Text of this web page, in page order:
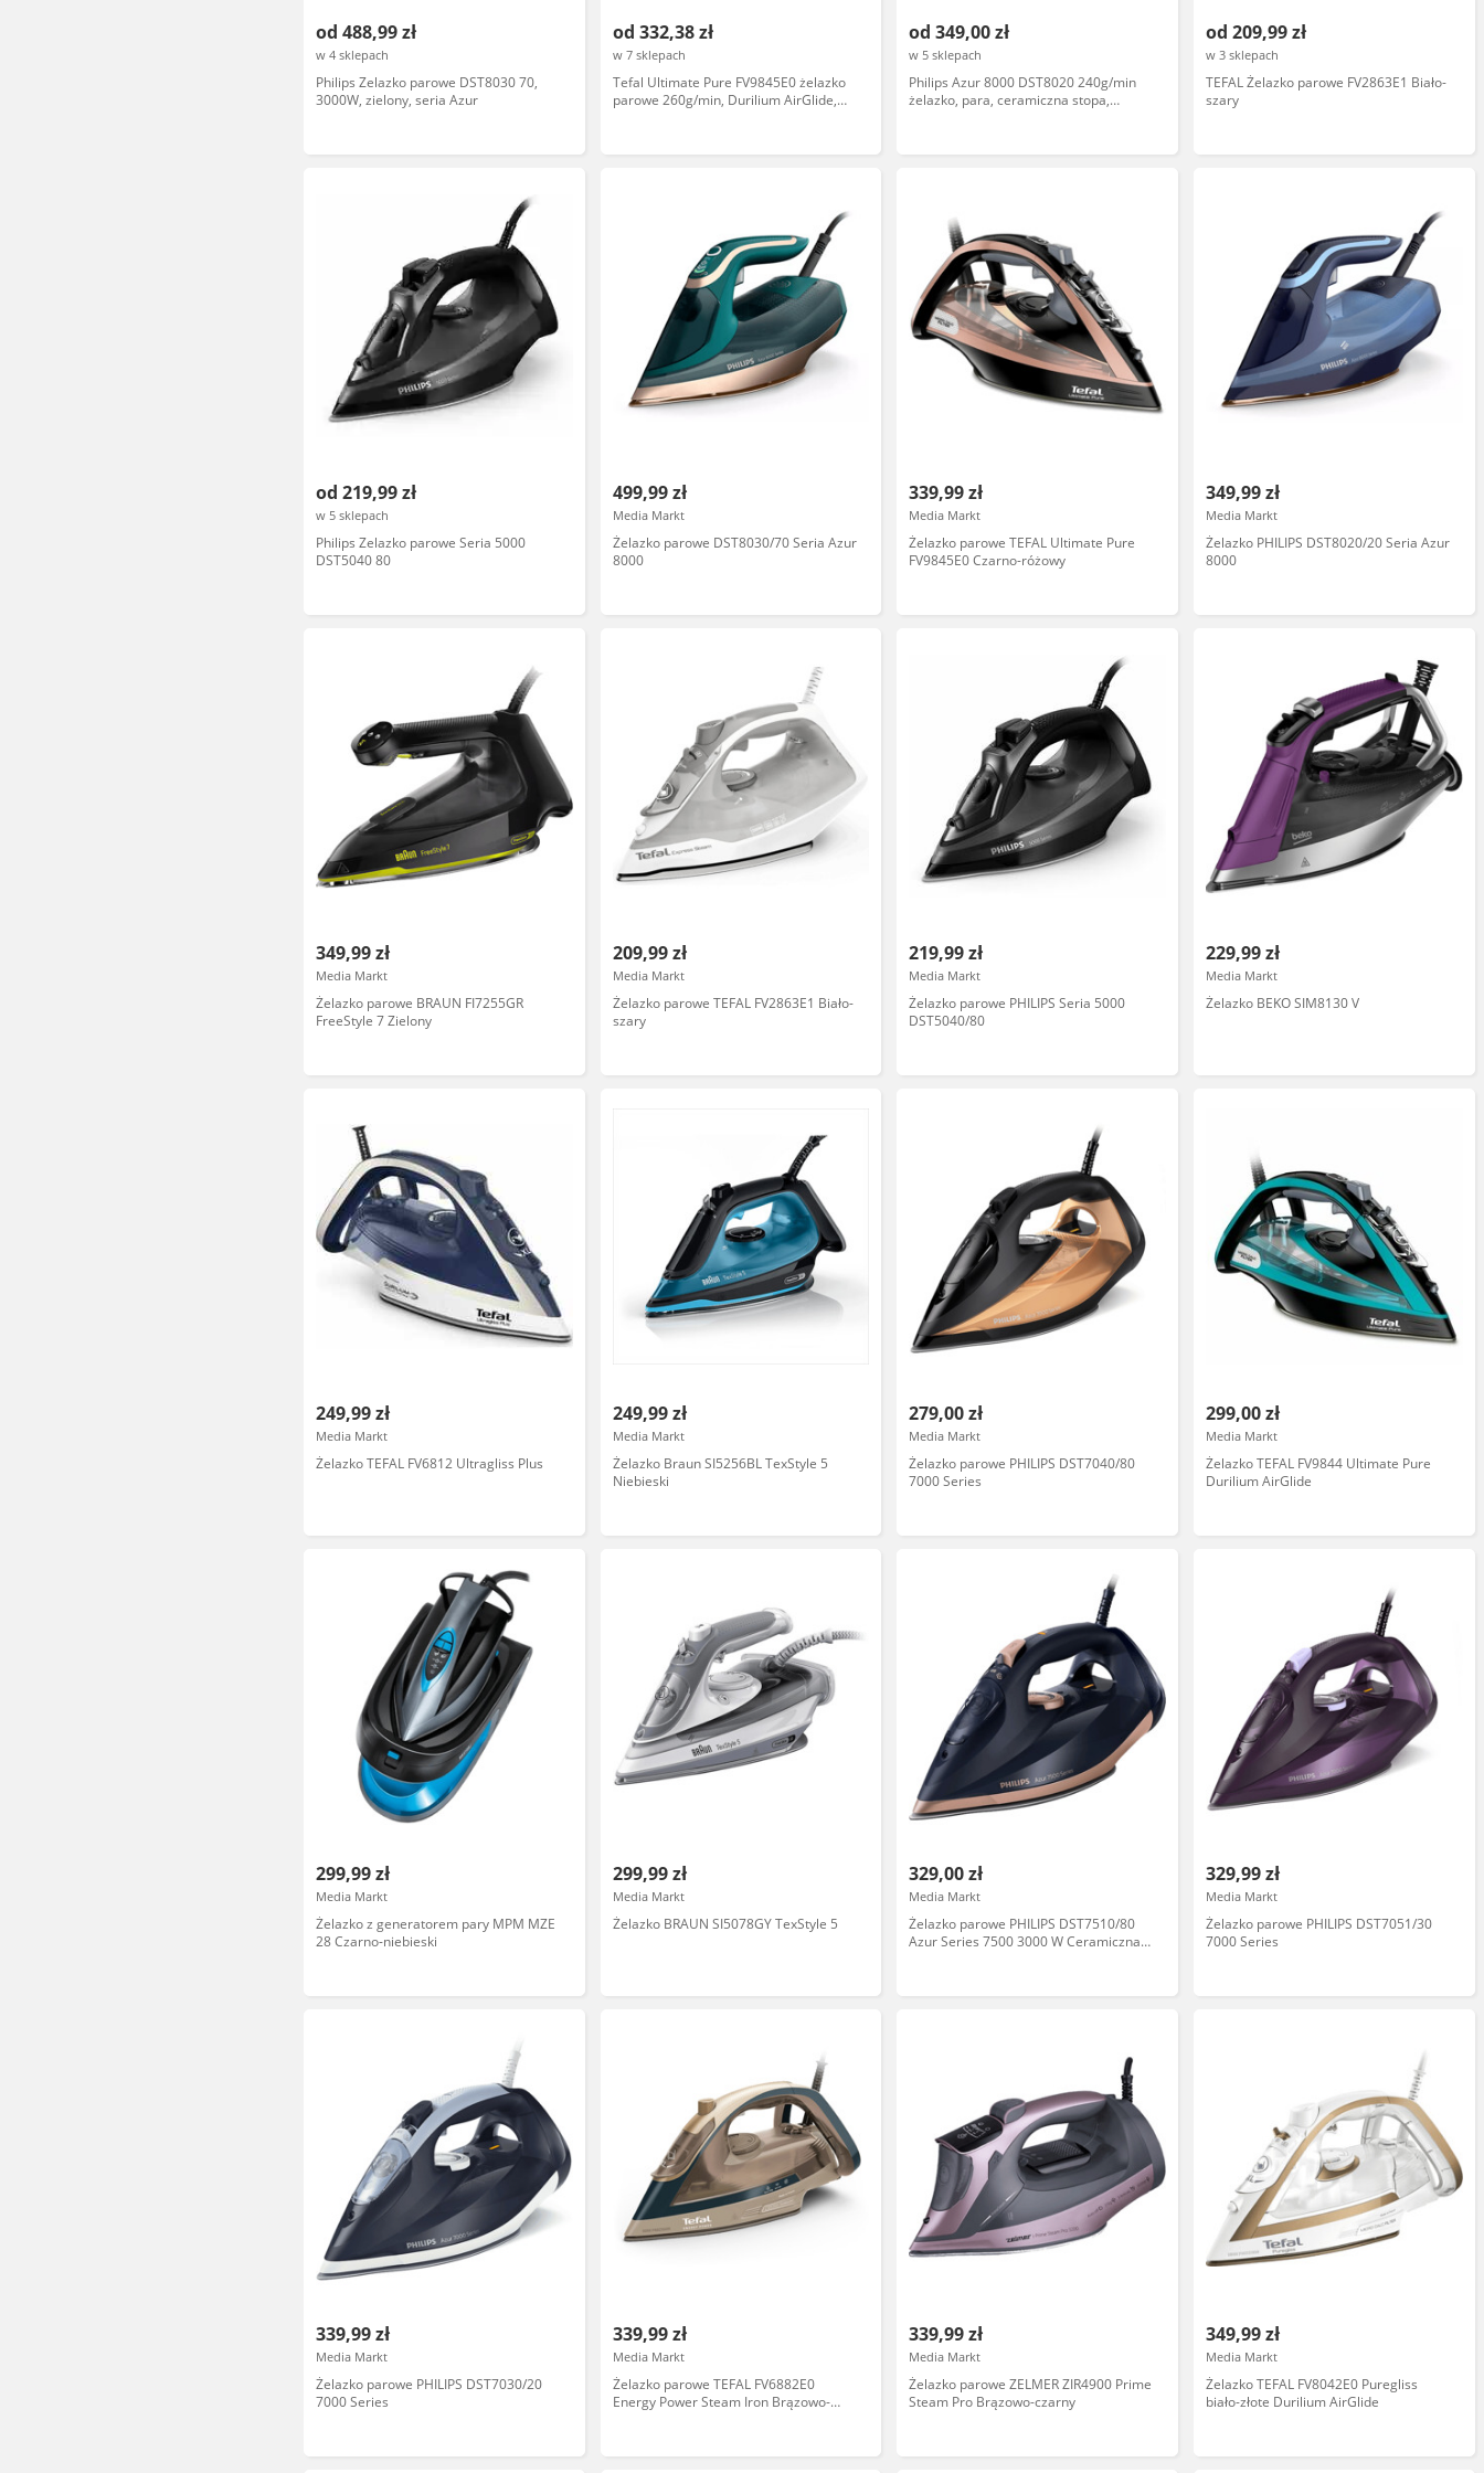
od 488,99 zł
w 4 sklepach
Philips Zelazko parowe DST8030 70,
3000W, zielony, seria Azur
od 332,38 zł
w 7 sklepach
Tefal Ultimate Pure FV9845E0 żelazko
parowe 260g/min, Durilium AirGlide,
od 349,00 zł
w 5 sklepach
Philips Azur 8000 DST8020 240g/min
żelazko, para, ceramiczna stopa,
od 209,99 zł
w 3 sklepach
TEFAL Żelazko parowe FV2863E1 Biało-
szary
od 219,99 zł
w 5 sklepach
Philips Zelazko parowe Seria 5000
DST5040 80
499,99 zł
Media Markt
Żelazko parowe DST8030/70 Seria Azur
8000
339,99 zł
Media Markt
Żelazko parowe TEFAL Ultimate Pure
FV9845E0 Czarno-różowy
349,99 zł
Media Markt
Żelazko PHILIPS DST8020/20 Seria Azur
8000
349,99 zł
Media Markt
Żelazko parowe BRAUN FI7255GR
FreeStyle 7 Zielony
209,99 zł
Media Markt
Żelazko parowe TEFAL FV2863E1 Biało-
szary
219,99 zł
Media Markt
Żelazko parowe PHILIPS Seria 5000
DST5040/80
229,99 zł
Media Markt
Żelazko BEKO SIM8130 V
249,99 zł
Media Markt
Żelazko TEFAL FV6812 Ultragliss Plus
249,99 zł
Media Markt
Żelazko Braun SI5256BL TexStyle 5
Niebieski
279,00 zł
Media Markt
Żelazko parowe PHILIPS DST7040/80
7000 Series
299,00 zł
Media Markt
Żelazko TEFAL FV9844 Ultimate Pure
Durilium AirGlide
299,99 zł
Media Markt
Żelazko z generatorem pary MPM MZE
28 Czarno-niebieski
299,99 zł
Media Markt
Żelazko BRAUN SI5078GY TexStyle 5
329,00 zł
Media Markt
Żelazko parowe PHILIPS DST7510/80
Azur Series 7500 3000 W Ceramiczna
329,99 zł
Media Markt
Żelazko parowe PHILIPS DST7051/30
7000 Series
339,99 zł
Media Markt
Żelazko parowe PHILIPS DST7030/20
7000 Series
339,99 zł
Media Markt
Żelazko parowe TEFAL FV6882E0
Energy Power Steam Iron Brązowo-
339,99 zł
Media Markt
Żelazko parowe ZELMER ZIR4900 Prime
Steam Pro Brązowo-czarny
349,99 zł
Media Markt
Żelazko TEFAL FV8042E0 Puregliss
biało-złote Durilium AirGlide